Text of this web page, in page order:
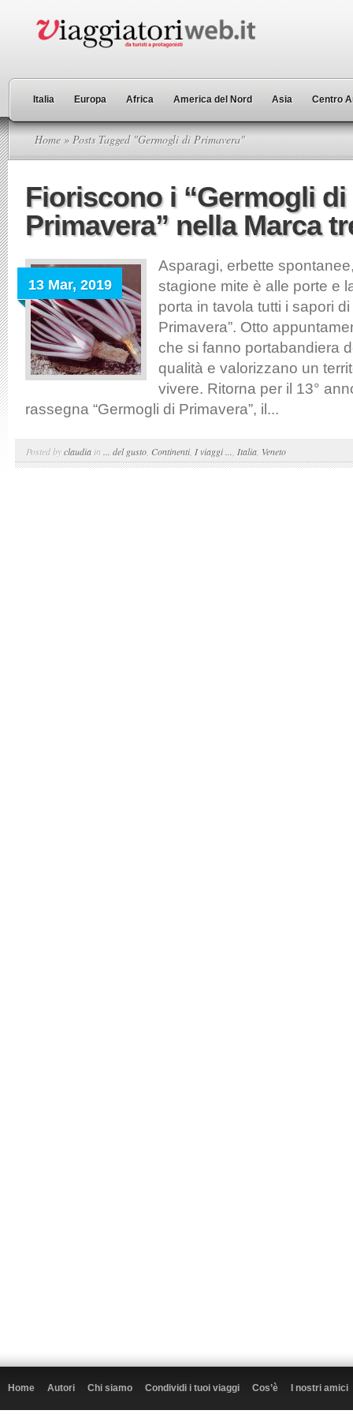
Italia Europa Africa America del Nord Asia Centro
Home » Posts Tagged "Germogli di Primavera"
Fioriscono i “Germogli di
Primavera” nella Marca
13 Mar, 2019
Asparagi, erbette
stagione mite è alle porte e
porta in tavola tutti i sapori di
Primavera”. Otto
che si fanno portabandiera
qualità e valorizzano un
vivere. Ritorna per il 13°
rassegna “Germogli di Primavera”, il...
Posted byclaudia in ... del gusto Continenti, I viaggi ... Italia Veneto
Home Autori Chi siamo Condividi i tuoi viaggi Cos’è I nostri amici